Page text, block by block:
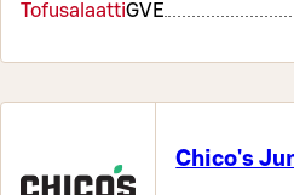
TofusalaattiGVE
Chico's